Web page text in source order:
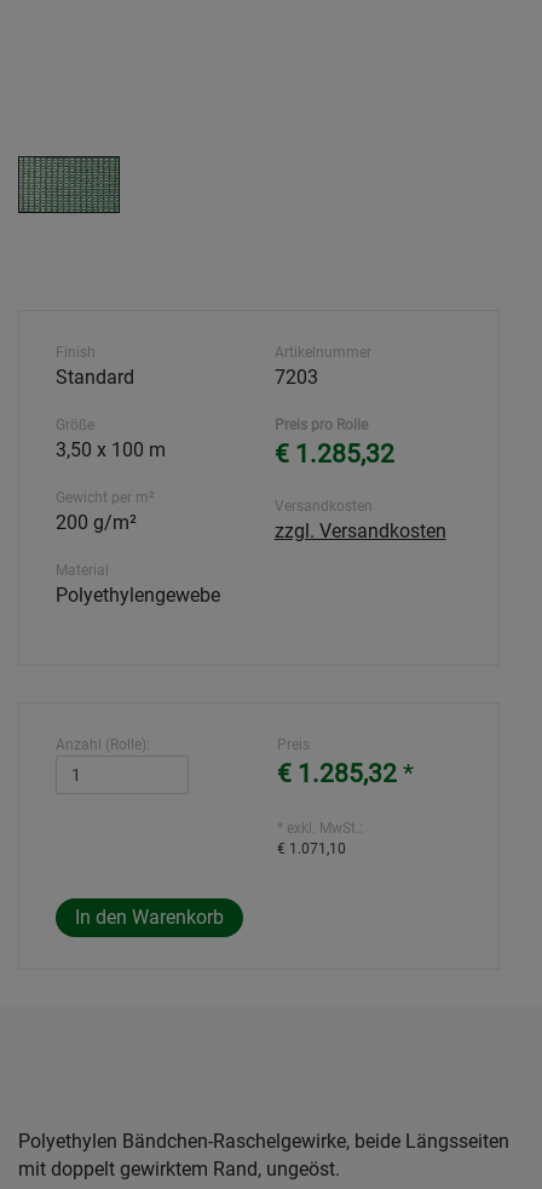
Finish
Standard
Größe
3,50 x 100 m
Gewicht per m²
200 g/m²
Material
Polyethylengewebe
Artikelnummer
7203
Preis pro Rolle
€ 1.285,32
Versandkosten
zzgl. Versandkosten
Anzahl (Rolle): Preis
€ 1.285,32 *
* exkl. MwSt.:
€ 1.071,10
Polyethylen Bändchen-Raschelgewirke, beide Längsseiten
mit doppelt gewirktem Rand, ungeöst.